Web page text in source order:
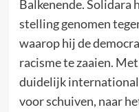
Balkenende. Solidara
stelling genomen
waarop hij de
racisme te zaaien.
duidelijk
voor schuiven, naar